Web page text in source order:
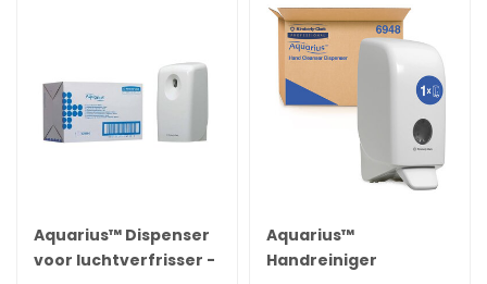
Aquarius™ Dispenser
voor luchtverfrisser -
Aquarius™
Handreiniger